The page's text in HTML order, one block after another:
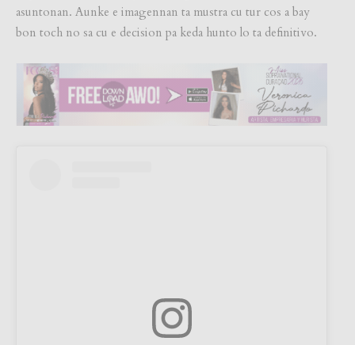
asuntonan. Aunke e imagennan ta mustra cu tur cos a bay
bon toch no sa cu e decision pa keda hunto lo ta definitivo.